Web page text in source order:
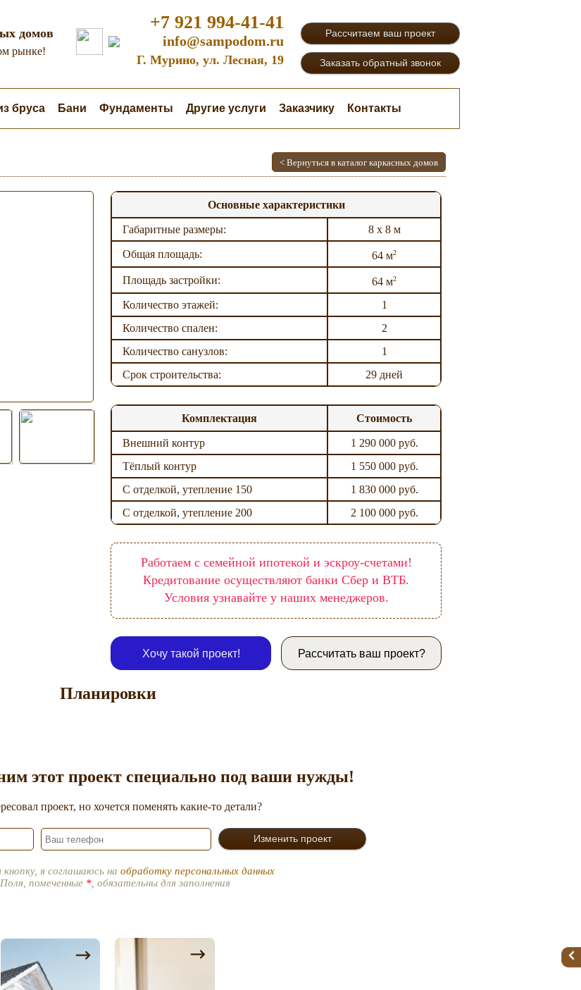
домов
рынке!
Рассчитаем ваш проект
Заказать обратный звонок
+7 921 994-41-41
info@sampodom.ru
Г. Мурино, ул. Лесная, 19
бруса Бани Фундаменты Другие услуги Заказчику Контакты
< Вернуться в каталог каркасных домов
Основные характеристики
Габаритные размеры: 8 х 8 м
Общая площадь: 64 м2
Площадь застройки: 64 м2
Количество этажей:
1
Количество спален:
2
Количество санузлов:
1
Срок строительства:
29 дней
Комплектация Стоимость
Внешний контур
1 290 000 руб.
Тёплый контур
1 550 000 руб.
С отделкой, утепление 150
1 830 000 руб.
С отделкой, утепление 200
2 100 000 руб.
Работаем с семейной ипотекой и эскроу-счетами!
Кредитование осуществляют банки Сбер и ВТБ.
Условия узнавайте у наших менеджеров.
Хочу такой проект! Рассчитать ваш проект?
Планировки
этот проект специально под ваши нужды!
проект, но хочется поменять какие-то детали?
я соглашаюсь на обработку персональных данных
Поля, помеченные *, обязательны для заполнения